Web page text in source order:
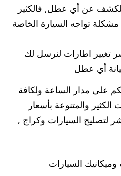
عن أي عطل, فالكثير
تواجه السيارة الخاصة
تغيير اطارات لنرسل لك
أي عطل
على مدار الساعة ولكافة
والمتنوعة بأسعار
لتصليح السيارات وكراج ,
السيارات